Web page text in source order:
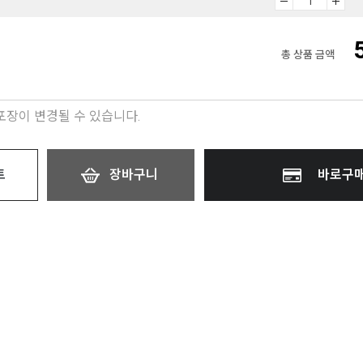
총 상품 금액
장이 변경될 수 있습니다.
장바구니 바로구